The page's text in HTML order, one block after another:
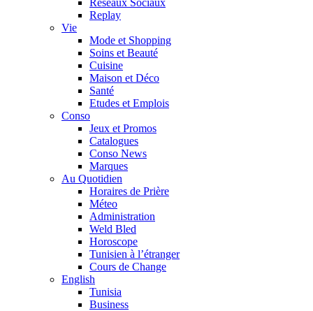
Réseaux Sociaux
Replay
Vie
Mode et Shopping
Soins et Beauté
Cuisine
Maison et Déco
Santé
Etudes et Emplois
Conso
Jeux et Promos
Catalogues
Conso News
Marques
Au Quotidien
Horaires de Prière
Méteo
Administration
Weld Bled
Horoscope
Tunisien à l’étranger
Cours de Change
English
Tunisia
Business